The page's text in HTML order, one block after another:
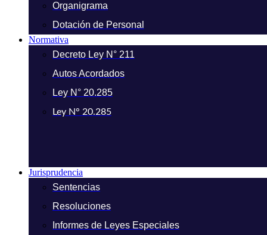
Organigrama
Dotación de Personal
Normativa
Decreto Ley N° 211
Autos Acordados
Ley N° 20.285
Ley N° 20.285
Jurisprudencia
Sentencias
Resoluciones
Informes de Leyes Especiales